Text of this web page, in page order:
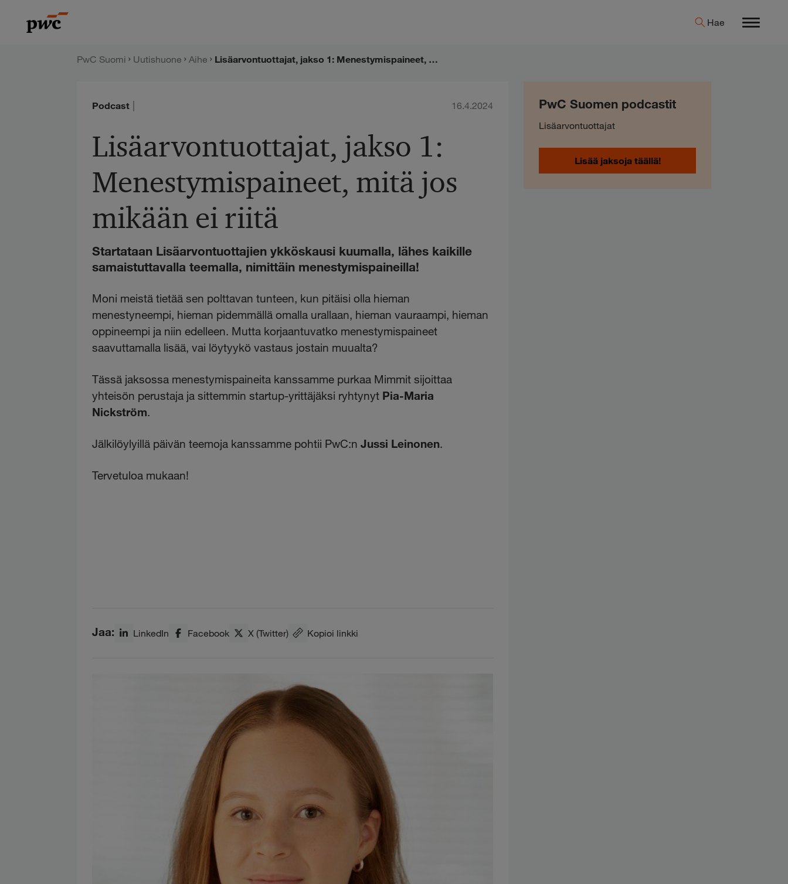
sisältöön
PwC:n
Hae Menu
PwC Suomi Uutishuone Aihe Lisäarvontuottajat, jakso 1: Menestymispaineet, mitä jos mikään ei riitä
Podcast | 16.4.2024
Lisäarvontuottajat, jakso 1:
Menestymispaineet, mitä jos
mikään ei riitä
Startataan Lisäarvontuottajien ykköskausi kuumalla, lähes kaikille
samaistuttavalla teemalla, nimittäin menestymispaineilla!
Moni meistä tietää sen polttavan tunteen, kun pitäisi olla hieman
menestyneempi, hieman pidemmällä omalla urallaan, hieman vauraampi, hieman
oppineempi ja niin edelleen. Mutta korjaantuvatko menestymispaineet
saavuttamalla lisää, vai löytyykö vastaus jostain muualta?
Tässä jaksossa menestymispaineita kanssamme purkaa Mimmit sijoittaa
yhteisön perustaja ja sittemmin startup-yrittäjäksi ryhtynyt Pia-Maria
Nickström.
Jälkilöylyillä päivän teemoja kanssamme pohtii PwC:nJussi Leinonen.
Tervetuloa mukaan!
Jaa: LinkedIn Facebook X (Twitter) Kopioi linkki
PwC Suomen podcastit
Lisäarvontuottajat
Lisää jaksoja täällä!